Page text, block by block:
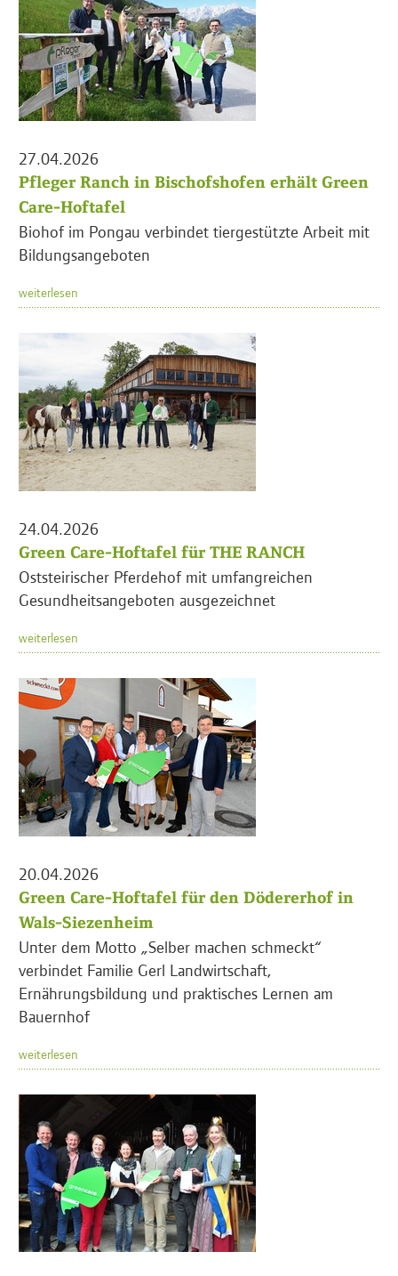
27.04.2026
Pfleger Ranch in Bischofshofen erhält Green
Care-Hoftafel
Biohof im Pongau verbindet tiergestützte Arbeit mit
Bildungsangeboten
weiterlesen
24.04.2026
Green Care-Hoftafel für THE RANCH
Oststeirischer Pferdehof mit umfangreichen
Gesundheitsangeboten ausgezeichnet
weiterlesen
20.04.2026
Green Care-Hoftafel für den Dödererhof in
Wals-Siezenheim
Unter dem Motto „Selber machen schmeckt“
verbindet Familie Gerl Landwirtschaft,
Ernährungsbildung und praktisches Lernen am
Bauernhof
weiterlesen